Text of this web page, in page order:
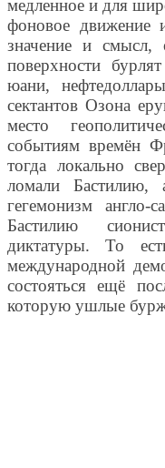
медленное и для
фоновое движение
значение и смысл,
поверхности
юани,
сектантов Озона
место
событиям времён
тогда локально
ломали Бастилию,
гегемонизм англо-
Бастилию
диктатуры. То
международной
состояться ещё
которую ушлые